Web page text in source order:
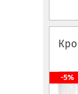
-5%